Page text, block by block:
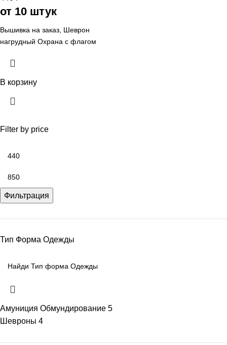
Filter by price
Фильтрация
Тип Форма Одежды
Амуниция Обмундирование 5
Шевроны 4
от 10 штук
Вышивка на заказ, Шеврон
нагрудный Охрана с флагом
нашивки для предприятий
розницу, в Челябинске, от
ФИРМА АРИ Ателье aritekstil
В корзину